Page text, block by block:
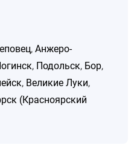
, Анжеро-
, Подольск, Бор,
, Великие Луки,
(Красноярский